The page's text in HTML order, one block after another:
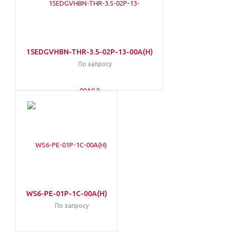
15EDGVHBN-THR-3.5-02P-13-00A(H)
По запросу
WS6-PE-01P-1C-00A(H)
По запросу